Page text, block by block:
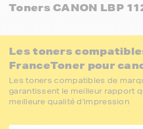
Toners CANON LBP
Les toners
FranceToner pour
Les toners compatibles de
garantissent le meilleur rapport
meilleure qualité d'impression